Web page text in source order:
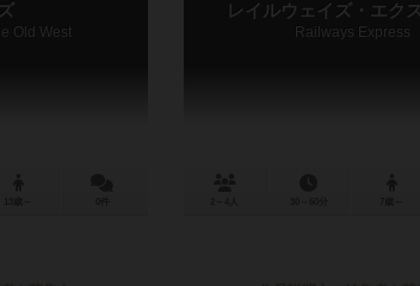
Old West
レイルウェイズ・エク
Railways Express